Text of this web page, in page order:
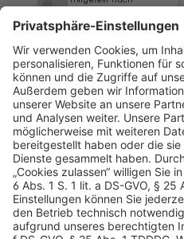
AGB Datenschutz
Sicherheitshinweis